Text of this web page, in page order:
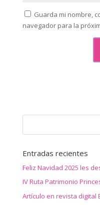
Guarda mi nombre,
navegador para la
Entradas recientes
Feliz Navidad 2025 les
IV Ruta Patrimonio
Artículo en revista digital